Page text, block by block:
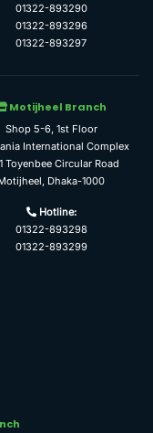
01322-893290
01322-893296
01322-893297
Motijheel Branch
Shop 5-6, 1st Floor
International Complex
Toyenbee Circular Road
Dhaka-1000
Hotline:
01322-893298
01322-893299